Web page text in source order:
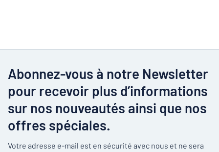
Abonnez-vous à notre Newsletter
pour recevoir plus d’informations
sur nos nouveautés ainsi que nos
offres spéciales.
Votre adresse e-mail est en sécurité avec nous et ne sera